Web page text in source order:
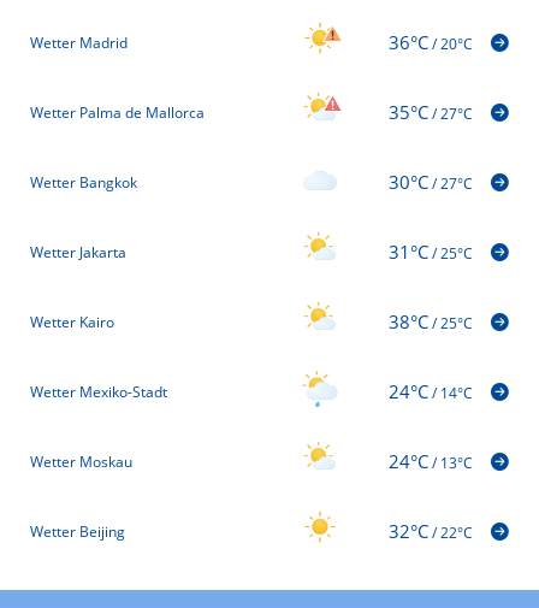
Wetter Madrid 36°C/20°C
Wetter Palma de Mallorca 35°C/27°C
Wetter Bangkok 30°C/27°C
Wetter Jakarta 31°C/25°C
Wetter Kairo 38°C/25°C
Wetter Mexiko-Stadt 24°C/14°C
Wetter Moskau 24°C/13°C
Wetter Beijing 32°C/22°C